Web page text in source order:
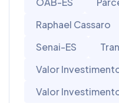
Raphael Cassaro
Senai-ES
Valor
Valor